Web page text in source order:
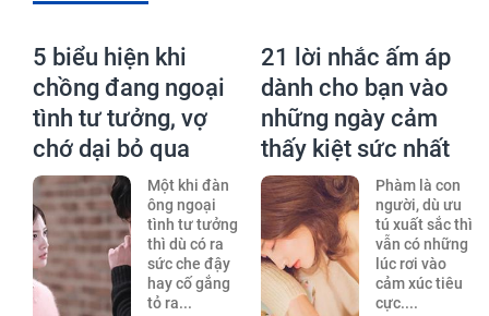
5 biểu hiện khi
chồng đang ngoại
tình tư tưởng, vợ
chớ dại bỏ qua
Một khi đàn
ông ngoại
tình tư tưởng
thì dù có ra
sức che đậy
hay cố gắng
tỏ ra...
21 lời nhắc ấm áp
dành cho bạn vào
những ngày cảm
thấy kiệt sức nhất
Phàm là con
người, dù ưu
tú xuất sắc thì
vẫn có những
lúc rơi vào
cảm xúc tiêu
cực....